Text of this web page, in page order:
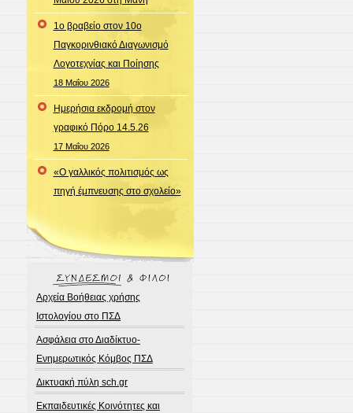
1ο βραβείο στον 10ο
Παγκορινθιακό Διαγωνισμό
Λογοτεχνίας και Ποίησης
18 Μαΐου 2026
Ημερήσια εκδρομή στον
γραφικό Πόρο 14.5.26
17 Μαΐου 2026
«Ο γαλλικός πολιτισμός ως
πηγή έμπνευσης στο σχολείο»
Αρχεία Βοήθειας χρήσης
Ιστολογίου στο ΠΣΔ
Ασφάλεια στο Διαδίκτυο-
Ενημερωτικός Κόμβος ΠΣΔ
Δικτυακή πύλη sch.gr
Εκπαιδευτικές Κοινότητες και